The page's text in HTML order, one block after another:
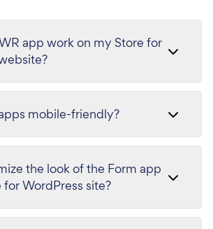
app work on my Store for
mobile-friendly?
the look of the Form app
WordPress site?